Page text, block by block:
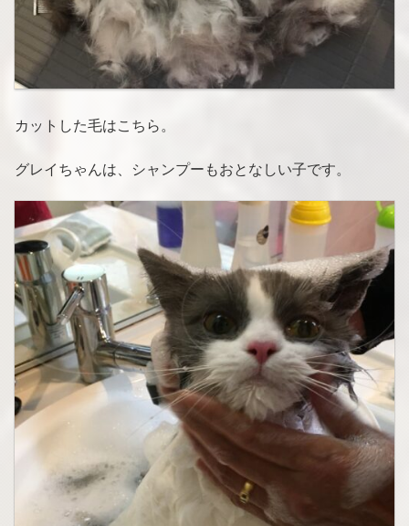
カットした毛はこちら。
グレイちゃんは、シャンプーもおとなしい子です。